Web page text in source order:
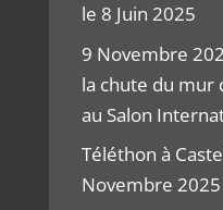
le 8 Juin 2025
9 Novembre
la chute du mur
au Salon
Téléthon à
Novembre 2025